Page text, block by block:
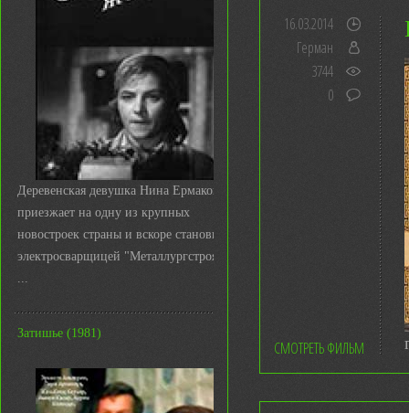
Деревенская девушка Нина Ермакова
приезжает на одну из крупных
новостроек страны и вскоре становится
электросварщицей "Металлургстроя&q
...
Затишье (1981)
16.03.2014
Герман
3744
0
СМОТРЕТЬ ФИЛЬМ